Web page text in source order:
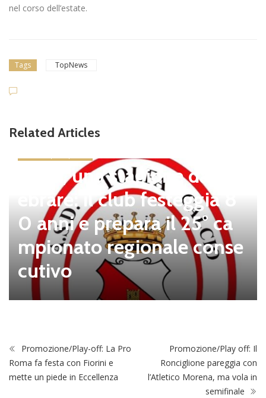
nel corso dell’estate.
Tags TopNews
Related Articles
Tolfa, una stagione da cel
ebrare: il club festeggia 8
0 anni e prepara il 25° ca
mpionato regionale conse
cutivo
Promozione/Play-off: La Pro
Roma fa festa con Fiorini e
mette un piede in Eccellenza
Promozione/Play off: Il
Ronciglione pareggia con
l’Atletico Morena, ma vola in
semifinale